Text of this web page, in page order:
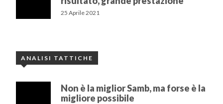
25 Aprile 2021
ANALISI TATTICHE
Non è la miglior Samb, ma forse è la
migliore possibile